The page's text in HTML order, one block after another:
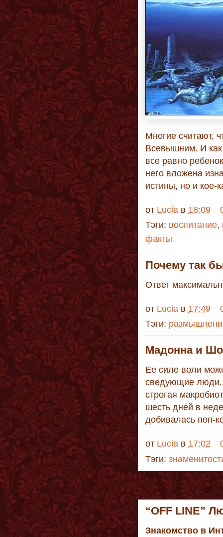
Многие считают,
Всевышним. И как
все равно
него вложена
истины, но и кое-
от Lucia в 18:09
Тэги: воспитание,
факты
Почему так
Ответ
от Lucia в 17:49
Тэги:
Мадонна и
Ее силе воли
сведующие люди,
строгая
шесть дней в
добивалась поп-
от Lucia в 17:02
Тэги:
“OFF LINE”
Знакомство в